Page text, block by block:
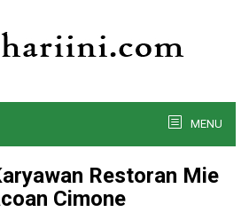
MENU
Restoran Mie
Cimone